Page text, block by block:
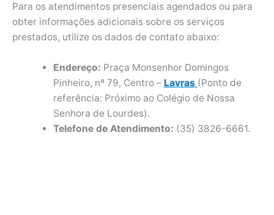
Para os atendimentos presenciais agendados ou para
obter informações adicionais sobre os serviços
prestados, utilize os dados de contato abaixo:
Endereço: Praça Monsenhor Domingos
Pinheiro, nº 79, Centro – Lavras (Ponto de
referência: Próximo ao Colégio de Nossa
Senhora de Lourdes).
Telefone de Atendimento: (35) 3826-6661.